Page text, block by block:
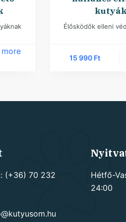
more
Élősködők elleni
15 990 Ft
(+36) 70 232
Hétfő-
24:00